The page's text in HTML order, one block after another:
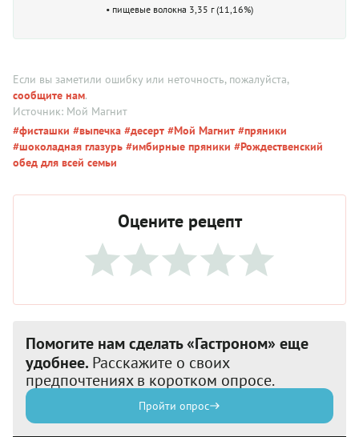
• пищевые волокна 3,35 г (11,16%)
Если вы заметили ошибку или неточность, пожалуйста,
сообщите нам.
Источник: Мой Магнит
#фисташки #выпечка #десерт #Мой Магнит #пряники
#шоколадная глазурь #имбирные пряники #Рождественский
обед для всей семьи
Оцените рецепт
Помогите нам сделать «Гастроном» еще
удобнее. Расскажите о своих
предпочтениях в коротком опросе.
Пройти опрос